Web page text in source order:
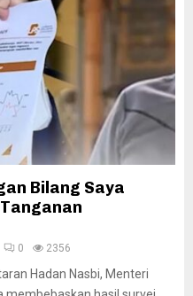
Bilang Saya
0 2356
Hadan Nasbi, Menteri